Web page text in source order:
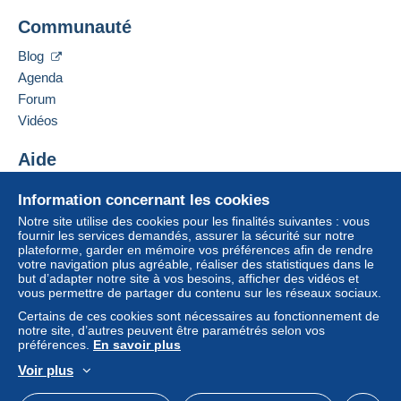
Paiement par :
Lettre (format normal/petite lettre)
2,50 €
Lettre suivie (format normal/petite lettre)
4,00 €
Lettre recommandée (format normal/petite
de livraison, vous devez être
membre et ouvrir une session.
Se
connect
er
S'inscri
re
13 CHEMIN DE TORREILLES
66510
Ajouter ce vendeur aux favoris
Information concernant les cookies
Notre site utilise des cookies pour les finalités suivantes : vous
fournir les services demandés, assurer la sécurité sur notre
plateforme, garder en mémoire vos préférences afin de rendre
votre navigation plus agréable, réaliser des statistiques dans le
but d’adapter notre site à vos besoins, afficher des vidéos et
vous permettre de partager du contenu sur les réseaux sociaux.
Certains de ces cookies sont nécessaires au fonctionnement de
notre site, d’autres peuvent être paramétrés selon vos
préférences. En savoir plus
Voir plus
Communauté
Blog
Agenda
Forum
Vidéos
Aide
Acheter sur Delcampe
Vendre sur Delcampe
Un site sécurisé